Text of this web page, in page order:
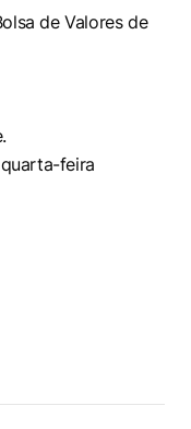
de Valores de
feira